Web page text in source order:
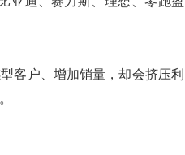
客户、增加销量，却会挤压利